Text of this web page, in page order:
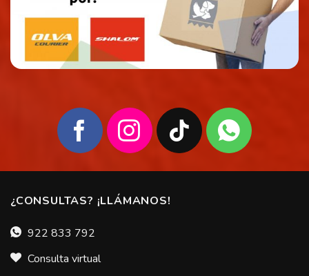
¿CONSULTAS? ¡LLÁMANOS!
922 833 792
Consulta virtual